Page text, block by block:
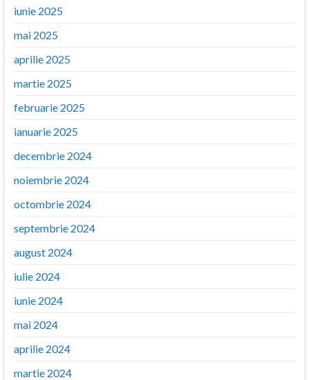
iunie 2025
mai 2025
aprilie 2025
martie 2025
februarie 2025
ianuarie 2025
decembrie 2024
noiembrie 2024
octombrie 2024
septembrie 2024
august 2024
iulie 2024
iunie 2024
mai 2024
aprilie 2024
martie 2024